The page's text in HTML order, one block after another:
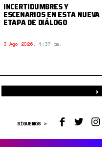
INCERTIDUMBRES Y
ESCENARIOS EN ESTA NUEVA
ETAPA DE DIÁLOGO
3 Ago 2026, 4:37 pm.
›
SÍGUENOS >